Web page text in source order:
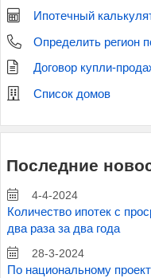
Ипотечный
Определить регион
Договор купли-
Список домов
Последние
4-4-2024
Количество ипотек с
два раза за два года
28-3-2024
По национальному